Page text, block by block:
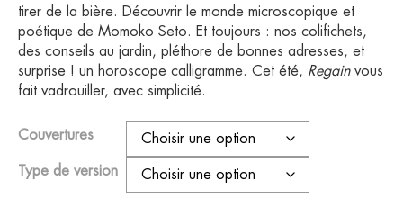
tirer de la bière. Découvrir le monde microscopique et
poétique de Momoko Seto. Et toujours : nos colifichets,
des conseils au jardin, pléthore de bonnes adresses, et
surprise ! un horoscope calligramme. Cet été, Regainvous
fait vadrouiller, avec simplicité.
Couvertures
Type de version